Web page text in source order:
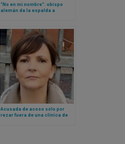
“No en mi nombre”: obispo
alemán da la espalda a
su país
Acusada de acoso sólo por
rezar fuera de una clínica de